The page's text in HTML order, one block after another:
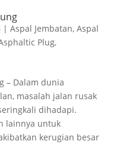
| Aspal Jembatan, Aspal
Plug,
– Dalam dunia
masalah jalan rusak
dihadapi.
lainnya untuk
kerugian besar